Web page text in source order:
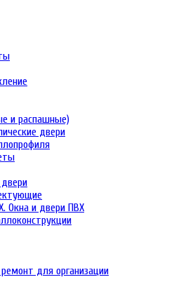
и распашные)
двери
Окна и двери ПВХ
для организации